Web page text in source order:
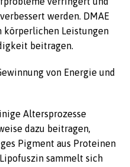
werden. DMAE
körperlichen Leistungen
beitragen.
von Energie und
Altersprozesse
dazu beitragen,
Pigment aus Proteinen
sammelt sich